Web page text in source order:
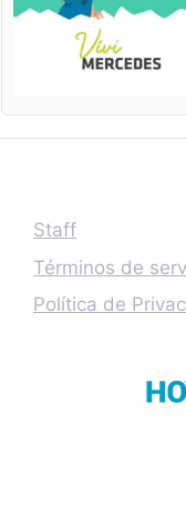
Staff
Términos de
Política de